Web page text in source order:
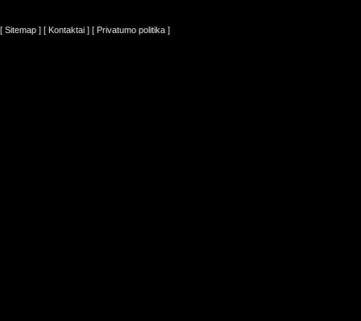
[ Sitemap ] [ Kontaktai ] [ Privatumo politika ]